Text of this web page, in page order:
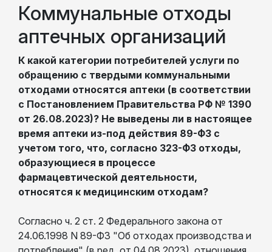
Коммунальные отходы
аптечных организаций
К какой категории потребителей услуги по
обращению с твердыми коммунальными
отходами относятся аптеки (в соответствии
с Постановлением Правительства РФ № 1390
от 26.08.2023)? Не выведены ли в настоящее
время аптеки из-под действия 89-ФЗ с
учетом того, что, согласно 323-ФЗ отходы,
образующиеся в процессе
фармацевтической деятельности,
относятся к медицинским отходам?
Согласно ч. 2 ст. 2 Федерального закона от
24.06.1998 N 89-ФЗ "Об отходах производства и